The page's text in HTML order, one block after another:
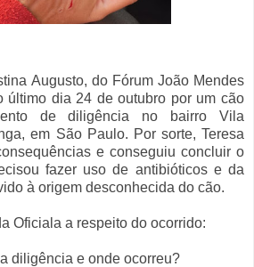
Augusto, do Fórum João Mendes
último dia 24 de outubro por um cão
de diligência no bairro Vila
em São Paulo. Por sorte, Teresa
e conseguiu concluir o
fazer uso de antibióticos e da
à origem desconhecida do cão.
Oficiala a respeito do ocorrido:
diligência e onde ocorreu?